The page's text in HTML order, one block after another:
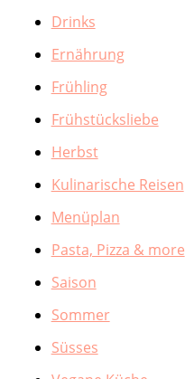
Drinks
Ernährung
Frühling
Frühstücksliebe
Herbst
Kulinarische Reisen
Menüplan
Pasta, Pizza & more
Saison
Sommer
Süsses